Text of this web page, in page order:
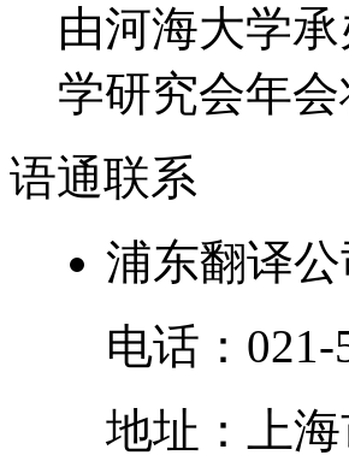
由河海大学
学研究会年
语通联系
浦东翻译公
电话： 021-
地址：
上